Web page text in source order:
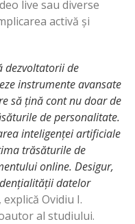
live sau diverse
activă și
dezvoltatorii de
instrumente avansate
să țină cont nu doar de
de personalitate.
inteligenței artificiale
trăsăturile de
online. Desigur,
datelor
explică Ovidiu I.
al studiului.